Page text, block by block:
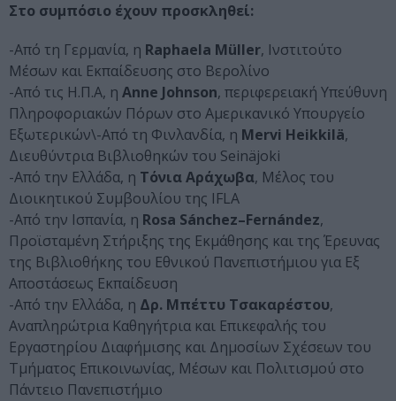
Στο συμπόσιο έχουν προσκληθεί:
-Από τη Γερμανία, η Raphaela Müller, Ινστιτούτο
Μέσων και Εκπαίδευσης στο Βερολίνο
-Από τις Η.Π.Α, η Anne Johnson, περιφερειακή Υπεύθυνη
Πληροφοριακών Πόρων στο Αμερικανικό Υπουργείο
Εξωτερικών\-Από τη Φινλανδία, η Mervi Heikkilä,
Διευθύντρια Βιβλιοθηκών του Seinäjoki
-Από την Ελλάδα, η Τόνια Αράχωβα, Μέλος του
Διοικητικού Συμβουλίου της IFLA
-Από την Ισπανία, η Rosa Sánchez–Fernández,
Προϊσταμένη Στήριξης της Εκμάθησης και της Έρευνας
της Βιβλιοθήκης του Εθνικού Πανεπιστήμιου για Εξ
Αποστάσεως Εκπαίδευση
-Από την Ελλάδα, η Δρ. Μπέττυ Τσακαρέστου,
Αναπληρώτρια Καθηγήτρια και Επικεφαλής του
Εργαστηρίου Διαφήμισης και Δημοσίων Σχέσεων του
Τμήματος Επικοινωνίας, Μέσων και Πολιτισμού στο
Πάντειο Πανεπιστήμιο